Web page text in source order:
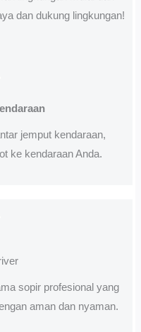
dan dukung lingkungan!
jemput kendaraan,
ke kendaraan Anda.
sopir profesional yang
aman dan nyaman.